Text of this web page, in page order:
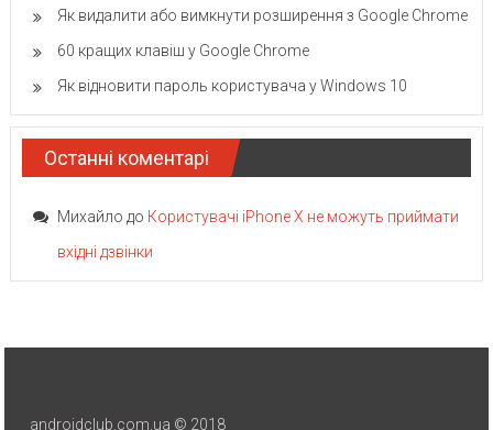
Як видалити або вимкнути розширення з Google Chrome
60 кращих клавіш у Google Chrome
Як відновити пароль користувача у Windows 10
Останні коментарі
Михайло до Користувачі iPhone X не можуть приймати
вхідні дзвінки
androidclub.com.ua © 2018